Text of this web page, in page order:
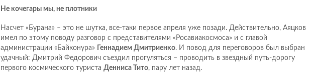
Не кочегары мы, не плотники
Насчет «Бурана» – это не шутка, все-таки первое апреля уже позади. Действительно, Аяцков
имел по этому поводу разговор с представителями «Росавиакосмоса» и с главой
администрации «Байконура»
Геннадием Дмитриенко. И повод для переговоров был выбран
удачный: Дмитрий Федорович съездил прогуляться – проводить в звездный путь-дорогу
первого космического туриста Денниса Тито, пару лет назад.